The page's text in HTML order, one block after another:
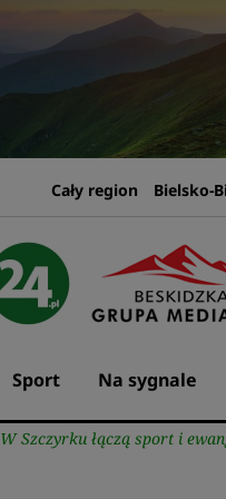
Cały region Bielsko-
Sport Na sygnale
W Szczyrku łączą sport i